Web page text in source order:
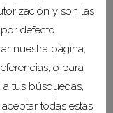
su hoja
al
de
y son las
defecto.
nuestra página,
o para
tus búsquedas,
todas estas